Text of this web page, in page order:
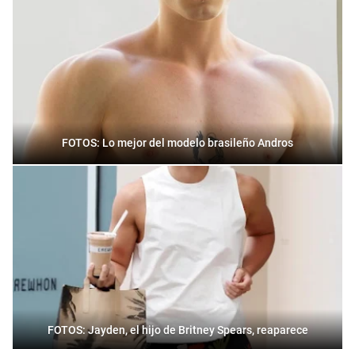
FOTOS: Lo mejor del modelo brasileño Andros
FOTOS: Jayden, el hijo de Britney Spears, reaparece